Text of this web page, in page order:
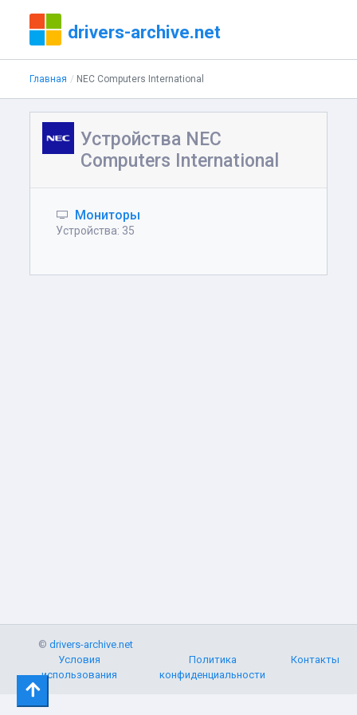
drivers-archive.net
Главная NEC Computers International
Устройства NEC
Computers International
Мониторы
Устройства: 35
©drivers-archive.net
Условия
использования
Политика
конфиденциальности
Контакты